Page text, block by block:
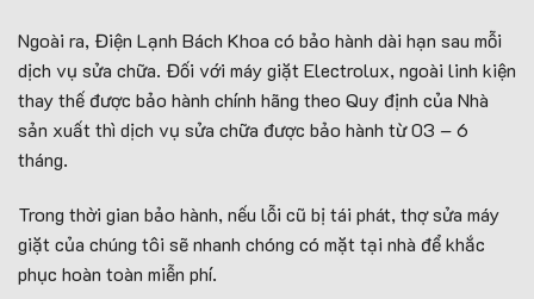
Ngoài ra, Điện Lạnh Bách Khoa có bảo hành dài hạn sau mỗi
dịch vụ sửa chữa. Đối với máy giặt Electrolux, ngoài linh kiện
thay thế được bảo hành chính hãng theo Quy định của Nhà
sản xuất thì dịch vụ sửa chữa được bảo hành từ 03 – 6
tháng.
Trong thời gian bảo hành, nếu lỗi cũ bị tái phát, thợ sửa máy
giặt của chúng tôi sẽ nhanh chóng có mặt tại nhà để khắc
phục hoàn toàn miễn phí.